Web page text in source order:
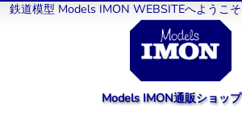
鉄道模型 Models IMON WEBSITEへようこそ
Models IMON通販ショップ